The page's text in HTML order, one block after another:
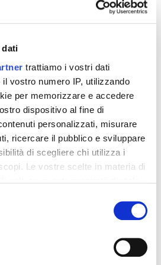
dati
trattiamo i vostri dati
vostro numero IP, utilizzando
per memorizzare e accedere
dispositivo al fine di
personalizzati, misurare
ricercare il pubblico e sviluppare
di scegliere chi utilizza i
Le vostre scelte in materia di
proprio consenso in qualsiasi
sui cookie o facendo clic
Amin 21 K neutro